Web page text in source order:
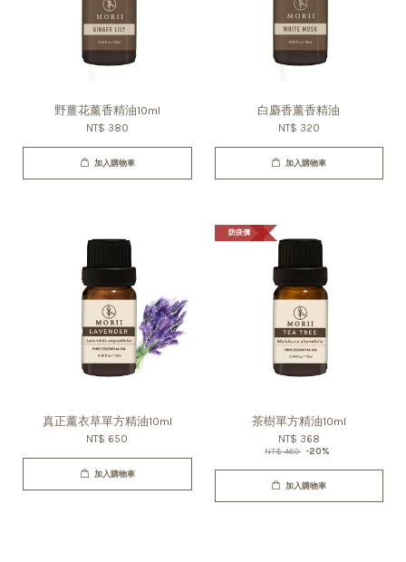
野薑花薰香精油10ml
NT$ 380
加入購物車
白麝香薰香精油
NT$ 320
加入購物車
真正薰衣草單方精油10ml
NT$ 650
加入購物車
防疫價
茶樹單方精油10ml
NT$ 368
NT$ 460 -20%
加入購物車